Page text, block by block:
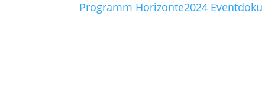
Programm Horizonte2024 Eventdoku